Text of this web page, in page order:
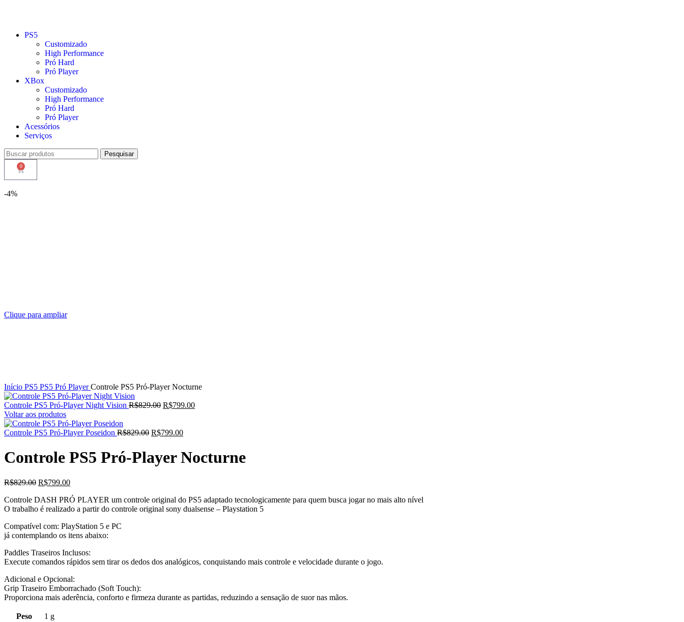
PS5
Customizado
High Performance
Pró Hard
Pró Player
XBox
Customizado
High Performance
Pró Hard
Pró Player
Acessórios
Serviços
Pesquisar
0
-4%
Clique para ampliar
Início PS5 PS5 Pró PlayerControle PS5 Pró-Player Nocturne
Controle PS5 Pró-Player Night Vision R$829.00 R$799.00
Voltar aos produtos
Controle PS5 Pró-Player Poseidon R$829.00 R$799.00
Controle PS5 Pró-Player Nocturne
R$829.00 R$799.00
Controle DASH PRÓ PLAYER um controle original do PS5 adaptado tecnologicamente para quem busca jogar no mais alto nível
O trabalho é realizado a partir do controle original sony dualsense – Playstation 5
Compatível com: PlayStation 5 e PC
já contemplando os itens abaixo:
Paddles Traseiros Inclusos:
Execute comandos rápidos sem tirar os dedos dos analógicos, conquistando mais controle e velocidade durante o jogo.
Adicional e Opcional:
Grip Traseiro Emborrachado (Soft Touch):
Proporciona mais aderência, conforto e firmeza durante as partidas, reduzindo a sensação de suor nas mãos.
Peso
1 g